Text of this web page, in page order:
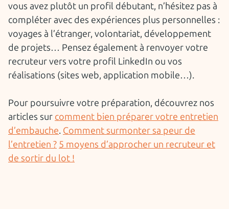
vous avez plutôt un profil débutant, n’hésitez pas à
compléter avec des expériences plus personnelles :
voyages à l’étranger, volontariat, développement
de projets… Pensez également à renvoyer votre
recruteur vers votre profil LinkedIn ou vos
réalisations (sites web, application mobile…).
Pour poursuivre votre préparation, découvrez nos
articles sur comment bien préparer votre entretien
d’embauche. Comment surmonter sa peur de
l’entretien ? 5 moyens d’approcher un recruteur et
de sortir du lot !